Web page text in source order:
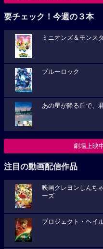
要チェック！今週の３本
ミニオンズ＆モンス
ブルーロック
あの星が降る丘で、
劇場上映
注目の動画配信作品
映画クレヨンしんち
ーズ
プロジェクト・ヘイ